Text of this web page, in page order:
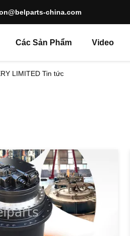
china.com
Các Sản Phẩm Video
LIMITED Tin tức